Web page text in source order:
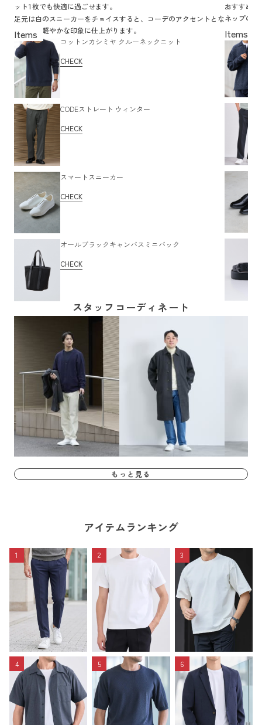
ット 1 枚でも快適に過ごせます。
足元は白のスニーカーをチョイスすると、コーデのアクセントとな
り全体が軽やかな印象に仕上がります。
コットンカシミヤ クルーネックニット
CHECK
CODEストレート ウィンター
CHECK
スマートスニーカー
CHECK
オールブラックキャンバスミニバック
CHECK
おすすめ。
ネップの
トもこな
スタッフコーディネート
もっと見る
アイテムランキング
1 2 3
4 5 6